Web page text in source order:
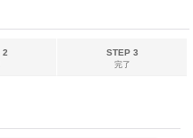
2
STEP 3
完了